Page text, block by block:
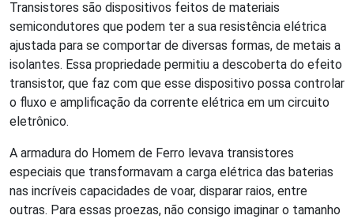
Transistores são dispositivos feitos de materiais
semicondutores que podem ter a sua resistência elétrica
ajustada para se comportar de diversas formas, de metais a
isolantes. Essa propriedade permitiu a descoberta do efeito
transistor, que faz com que esse dispositivo possa controlar
o fluxo e amplificação da corrente elétrica em um circuito
eletrônico.
A armadura do Homem de Ferro levava transistores
especiais que transformavam a carga elétrica das baterias
nas incríveis capacidades de voar, disparar raios, entre
outras. Para essas proezas, não consigo imaginar o tamanho